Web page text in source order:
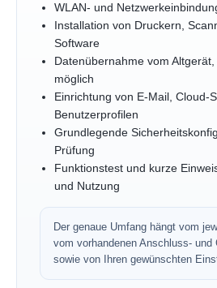
WLAN- und
Installation von Druckern,
Software
Datenübernahme vom
möglich
Einrichtung von E-Mail, Cloud-
Benutzerprofilen
Grundlegende
Prüfung
Funktionstest und kurze
und Nutzung
Der genaue Umfang hängt vom
vom vorhandenen Anschluss- und
sowie von Ihren gewünschten